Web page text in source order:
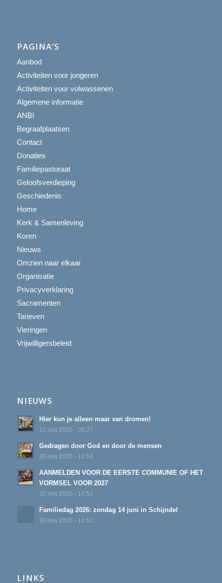
PAGINA’S
Aanbod
Activiteiten voor jongeren
Activiteiten voor volwassenen
Algemene informatie
ANBI
Begraafplaatsen
Contact
Donaties
Familiepastoraat
Geloofsverdieping
Geschiedenis
Home
Kerk & Samenleving
Koren
Nieuws
Omzien naar elkaar
Organisatie
Privacyverklaring
Sacramenten
Tarieven
Vieringen
Vrijwilligersbeleid
NIEUWS
Hier kun je alleen maar van dromen!
12 juni 2026 - 08:37
Gedragen door God en door de mensen
30 mei 2026 - 14:54
AANMELDEN VOOR DE EERSTE COMMUNIE OF HET
VORMSEL VOOR 2027
30 mei 2026 - 14:52
Familiedag 2026: zondag 14 juni in Schijndel
30 mei 2026 - 14:51
LINKS